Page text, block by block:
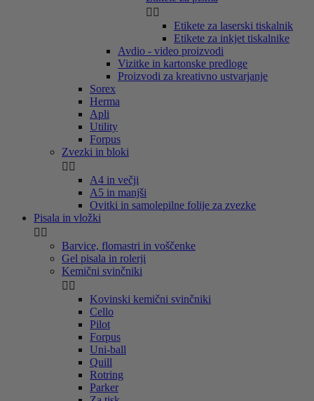
 
Etikete za laserski tiskalnik
Etikete za inkjet tiskalnike
Avdio - video proizvodi
Vizitke in kartonske predloge
Proizvodi za kreativno ustvarjanje
Sorex
Herma
Apli
Utility
Forpus
Zvezki in bloki
 
A4 in večji
A5 in manjši
Ovitki in samolepilne folije za zvezke
Pisala in vložki
 
Barvice, flomastri in voščenke
Gel pisala in rolerji
Kemični svinčniki
 
Kovinski kemični svinčniki
Cello
Pilot
Forpus
Uni-ball
Quill
Rotring
Parker